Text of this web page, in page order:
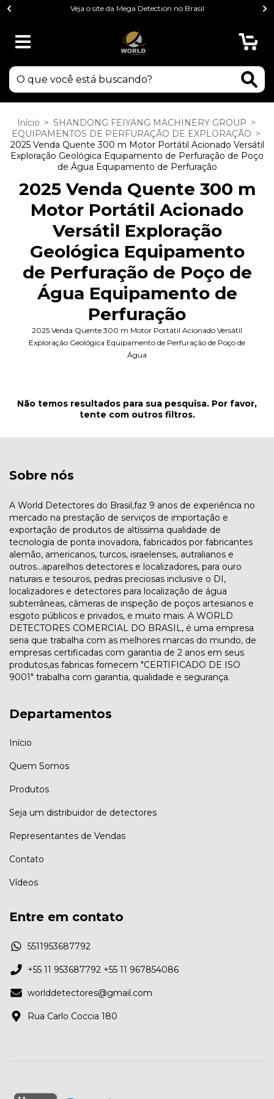
Veja o site da Mega Detection no Brasil
Início > SHANDONG FEIYANG MACHINERY GROUP >
EQUIPAMENTOS DE PERFURAÇÃO DE EXPLORAÇÃO >
2025 Venda Quente 300 m Motor Portátil Acionado Versátil
Exploração Geológica Equipamento de Perfuração de Poço
de Água Equipamento de Perfuração
2025 Venda Quente 300 m
Motor Portátil Acionado
Versátil Exploração
Geológica Equipamento
de Perfuração de Poço de
Água Equipamento de
Perfuração
2025 Venda Quente 300 m Motor Portátil Acionado Versátil
Exploração Geológica Equipamento de Perfuração de Poço de
Água
Não temos resultados para sua pesquisa. Por favor,
tente com outros filtros.
Sobre nós
A World Detectores do Brasil,faz 9 anos de experiência no
mercado na prestação de serviços de importação e
exportação de produtos de altíssima qualidade de
tecnologia de ponta inovadora, fabricados por fabricantes
alemão, americanos, turcos, israelenses, autralianos e
outros...aparelhos detectores e localizadores, para ouro
naturais e tesouros, pedras preciosas inclusive o DI,
localizadores e detectores para localização de água
subterrâneas, câmeras de inspeção de poços artesianos e
esgoto públicos e privados, e muito mais. A WORLD
DETECTORES COMERCIAL DO BRASIL, é uma empresa
seria que trabalha com as melhores marcas do mundo, de
empresas certificadas com garantia de 2 anos em seus
produtos,as fabricas fornecem "CERTIFICADO DE ISO
9001" trabalha com garantia, qualidade e segurança.
Departamentos
Início
Quem Somos
Produtos
Seja um distribuidor de detectores
Representantes de Vendas
Contato
Vídeos
Entre em contato
5511953687792
+55 11 953687792 +55 11 967854086
worlddetectores@gmail.com
Rua Carlo Coccia 180